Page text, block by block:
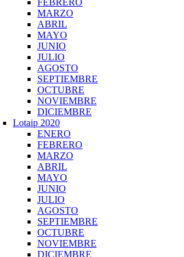
FEBRERO
MARZO
ABRIL
MAYO
JUNIO
JULIO
AGOSTO
SEPTIEMBRE
OCTUBRE
NOVIEMBRE
DICIEMBRE
Lotaip 2020
ENERO
FEBRERO
MARZO
ABRIL
MAYO
JUNIO
JULIO
AGOSTO
SEPTIEMBRE
OCTUBRE
NOVIEMBRE
DICIEMBRE